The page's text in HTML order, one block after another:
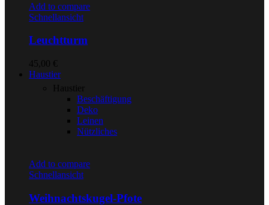
Add to compare
Schnellansicht
Leuchtturm
45,00 €
Haustier
Haustier
Beschäftigung
Deko
Leinen
Nützliches
Add to compare
Schnellansicht
Weihnachtskugel-Pfote